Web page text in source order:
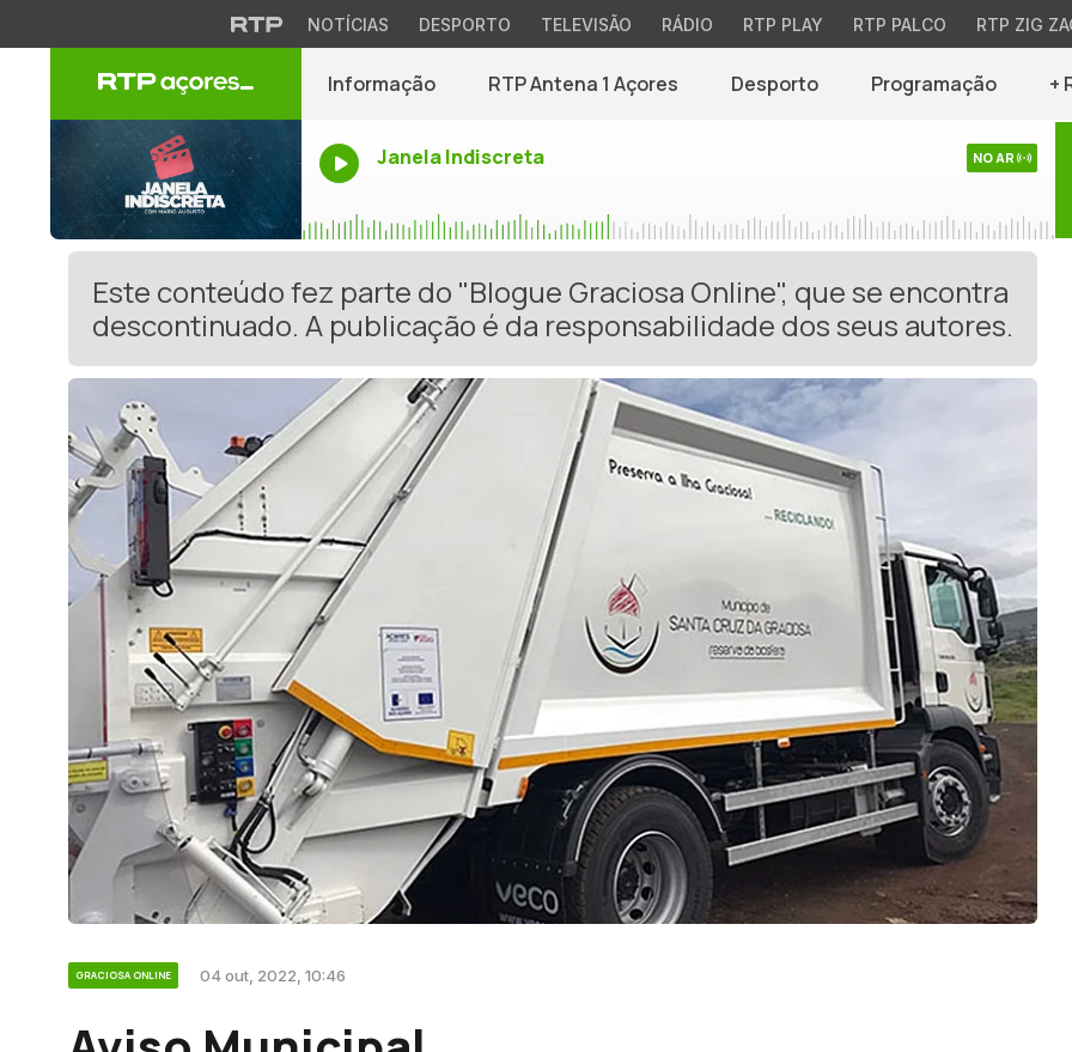
NOTÍCIAS DESPORTO TELEVISÃO RÁDIO RTP PLAY RTP PALCO RTP ZIG
Informação RTP Antena 1 Açores Desporto Programação +
Janela Indiscreta NO AR
Este conteúdo fez parte do "Blogue Graciosa Online", que se encontra
descontinuado. A publicação é da responsabilidade dos seus autores.
GRACIOSA ONLINE 04 out, 2022, 10:46